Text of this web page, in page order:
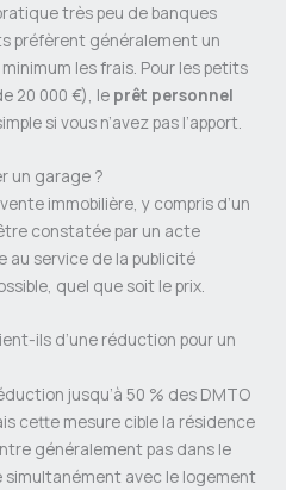
très peu de banques
préfèrent généralement un
les frais. Pour les petits
20 000 €), le prêt personnel
si vous n’avez pas l’apport.
un garage ?
immobilière, y compris d’un
constatée par un acte
au service de la publicité
quel que soit le prix.
ils d’une réduction pour un
jusqu’à 50 % des DMTO
cette mesure cible la résidence
généralement pas dans le
simultanément avec le logement